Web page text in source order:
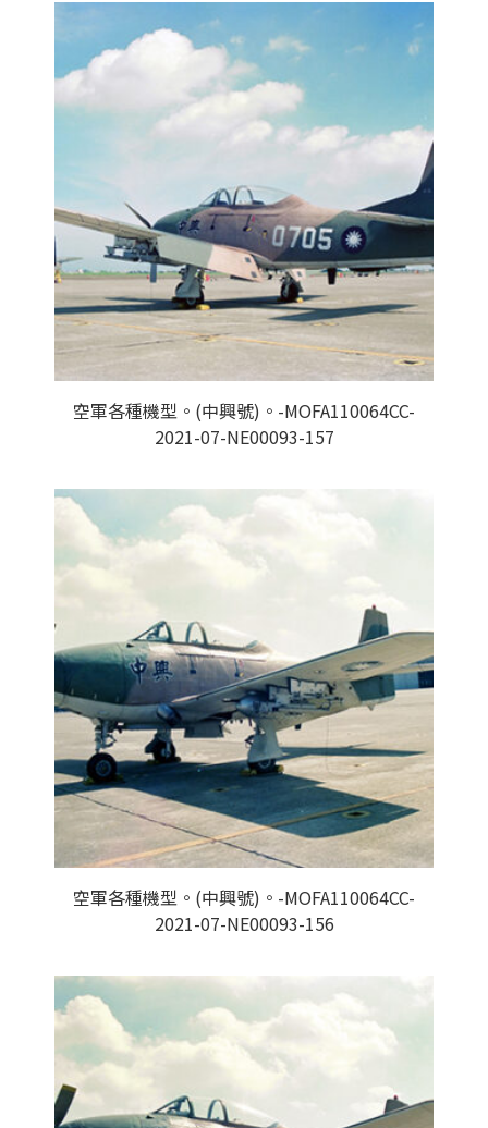
空軍各種機型。(中興號)。-MOFA110064CC-
2021-07-NE00093-157
空軍各種機型。(中興號)。-MOFA110064CC-
2021-07-NE00093-156